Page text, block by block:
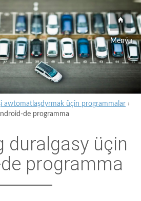
Menýu
awtomatlaşdyrmak üçin programmalar ›
de programma
duralgasy üçin
programma